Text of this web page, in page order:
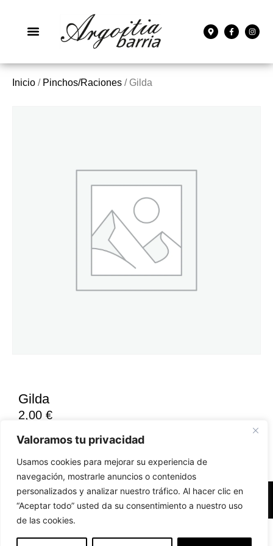
Valoramos tu privacidad
Usamos cookies para mejorar su experiencia de
navegación, mostrarle anuncios o contenidos
personalizados y analizar nuestro tráfico. Al hacer clic en
“Aceptar todo” usted da su consentimiento a nuestro uso
de las cookies.
Inicio / Pinchos/Raciones / Gilda
Gilda
2,00 €
Accesibilidad Aviso Legal Políticas de Cookies
EN